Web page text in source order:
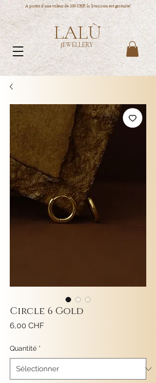
A partir d'une valeur de 100 CHF, la livraison est gratuite!
LALÙ
JEWELLERY
Circle 6 Gold
6,00 CHFPrix
Quantité *